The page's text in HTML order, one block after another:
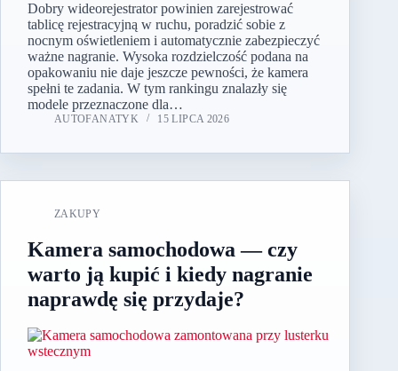
Dobry wideorejestrator powinien zarejestrować
tablicę rejestracyjną w ruchu, poradzić sobie z
nocnym oświetleniem i automatycznie zabezpieczyć
ważne nagranie. Wysoka rozdzielczość podana na
opakowaniu nie daje jeszcze pewności, że kamera
spełni te zadania. W tym rankingu znalazły się
modele przeznaczone dla…
AUTOFANATYK 15 LIPCA 2026
ZAKUPY
Kamera samochodowa — czy
warto ją kupić i kiedy nagranie
naprawdę się przydaje?